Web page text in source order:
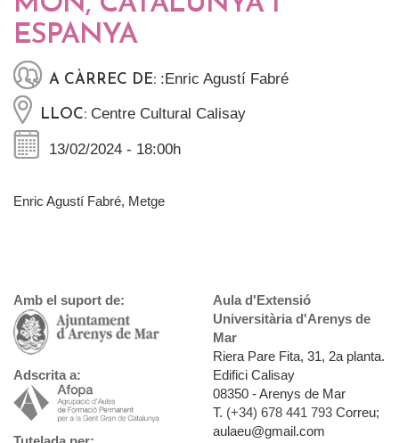
ESPANYA
A CÀRREC DE: :Enric Agustí Fabré
LLOC: Centre Cultural Calisay
13/02/2024 - 18:00h
Enric Agustí Fabré, Metge
Amb el suport de:
Adscrita a:
Aula d'Extensió
Universitària d'Arenys de
Mar
Riera Pare Fita, 31, 2a planta.
Edifici Calisay
08350 - Arenys de Mar
T. (+34) 678 441 793 Correu;
aulaeu@gmail.com